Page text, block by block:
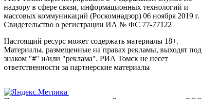
надзору в сфере связи, информационных технологий и
массовых коммуникаций (Роскомнадзор) 06 ноября 2019 г.
Свидетельство о регистрации ИА № ФС 77-77122
Настоящий ресурс может содержать материалы 18+.
Материалы, размещенные на правах рекламы, выходят под
знаком "#" и/или "реклама". РИА Томск не несет
ответственности за партнерские материалы